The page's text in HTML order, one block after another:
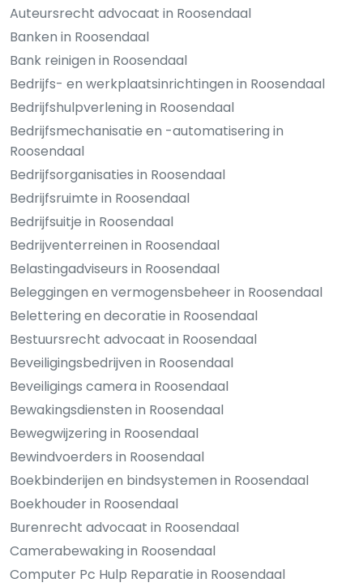
Auteursrecht advocaat in Roosendaal
Banken in Roosendaal
Bank reinigen in Roosendaal
Bedrijfs- en werkplaatsinrichtingen in Roosendaal
Bedrijfshulpverlening in Roosendaal
Bedrijfsmechanisatie en -automatisering in
Roosendaal
Bedrijfsorganisaties in Roosendaal
Bedrijfsruimte in Roosendaal
Bedrijfsuitje in Roosendaal
Bedrijventerreinen in Roosendaal
Belastingadviseurs in Roosendaal
Beleggingen en vermogensbeheer in Roosendaal
Belettering en decoratie in Roosendaal
Bestuursrecht advocaat in Roosendaal
Beveiligingsbedrijven in Roosendaal
Beveiligings camera in Roosendaal
Bewakingsdiensten in Roosendaal
Bewegwijzering in Roosendaal
Bewindvoerders in Roosendaal
Boekbinderijen en bindsystemen in Roosendaal
Boekhouder in Roosendaal
Burenrecht advocaat in Roosendaal
Camerabewaking in Roosendaal
Computer Pc Hulp Reparatie in Roosendaal